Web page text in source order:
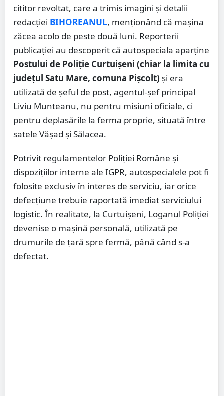
cititor revoltat, care a trimis imagini și detalii
redacției BIHOREANUL, menționând că mașina
zăcea acolo de peste două luni. Reporterii
publicației au descoperit că autospeciala aparține
Postului de Poliție Curtuișeni (chiar la limita cu
județul Satu Mare, comuna Pișcolt) și era
utilizată de șeful de post, agentul-șef principal
Liviu Munteanu, nu pentru misiuni oficiale, ci
pentru deplasările la ferma proprie, situată între
satele Vășad și Sălacea.
Potrivit regulamentelor Poliției Române și
dispozițiilor interne ale IGPR, autospecialele pot fi
folosite exclusiv în interes de serviciu, iar orice
defecțiune trebuie raportată imediat serviciului
logistic. În realitate, la Curtuișeni, Loganul Poliției
devenise o mașină personală, utilizată pe
drumurile de țară spre fermă, până când s-a
defectat.